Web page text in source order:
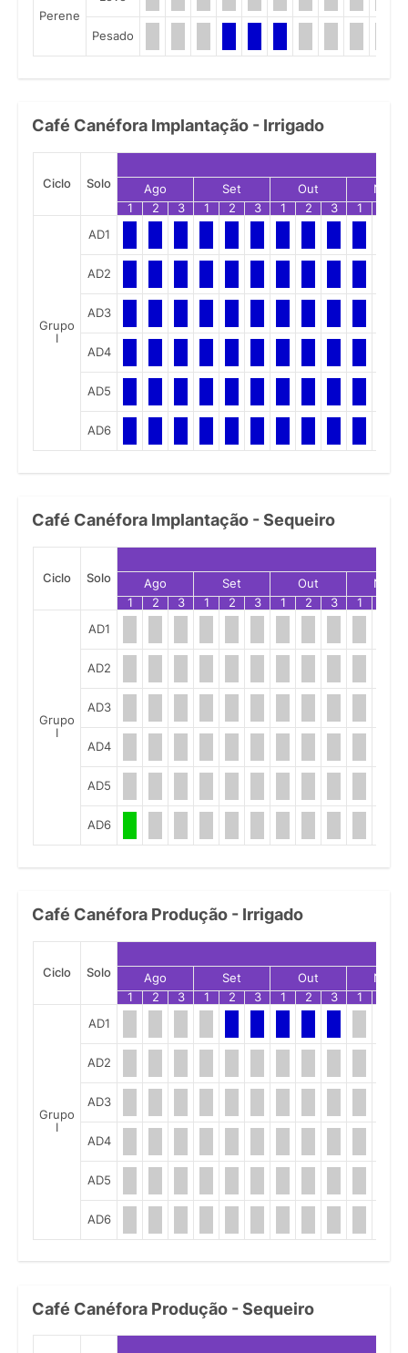
Perene
Pesado
Café Canéfora Implantação - Irrigado
Ciclo Solo Ago Set Out
Nov
1
2 3 1 2 3 1 2 3 1
Grupo
I
AD1
AD2
AD3
AD4
AD5
AD6
Café Canéfora Implantação - Sequeiro
Ciclo Solo Ago Set Out
Nov
1
2 3 1 2 3 1 2 3 1
Grupo
I
AD1
AD2
AD3
AD4
AD5
AD6
Café Canéfora Produção - Irrigado
Ciclo Solo Ago Set Out
Nov
1
2 3 1 2 3 1 2 3 1
Grupo
I
AD1
AD2
AD3
AD4
AD5
AD6
Café Canéfora Produção - Sequeiro